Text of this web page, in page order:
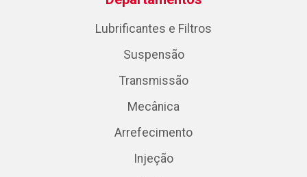
Lubrificantes e Filtros
Suspensão
Transmissão
Mecânica
Arrefecimento
Injeção